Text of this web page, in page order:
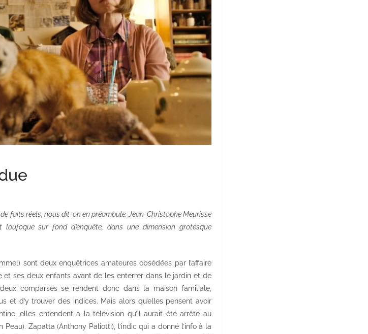
faits réels, nous dit-on en préambule. Jean-Christophe Meurisse
sur fond d’enquête, dans une dimension grotesque
sont deux enquêtrices amateures obsédées par l’affaire
et ses deux enfants avant de les enterrer dans le jardin et de
comparses se rendent donc dans la maison familiale,
et d’y trouver des indices. Mais alors qu’elles pensent avoir
elles entendent à la télévision qu’il aurait été arrêté au
Zapatta (Anthony Paliotti), l’indic qui a donné l’info à la